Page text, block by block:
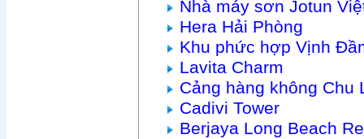
Nhà máy sơn Jotun
Hera Hải Phòng
Khu phức hợp Vịnh
Lavita Charm
Cảng hàng không Chu
Cadivi Tower
Berjaya Long Beach